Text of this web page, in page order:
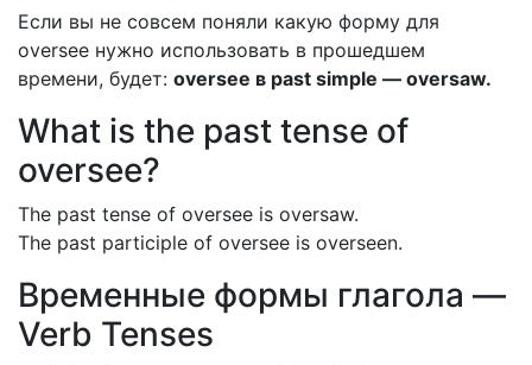
Если вы не совсем поняли какую форму для
oversee нужно использовать в прошедшем
времени, будет: oversee в past simple — oversaw.
What is the past tense of
oversee?
The past tense of oversee is oversaw.
The past participle of oversee is overseen.
Временные формы глагола —
Verb Tenses